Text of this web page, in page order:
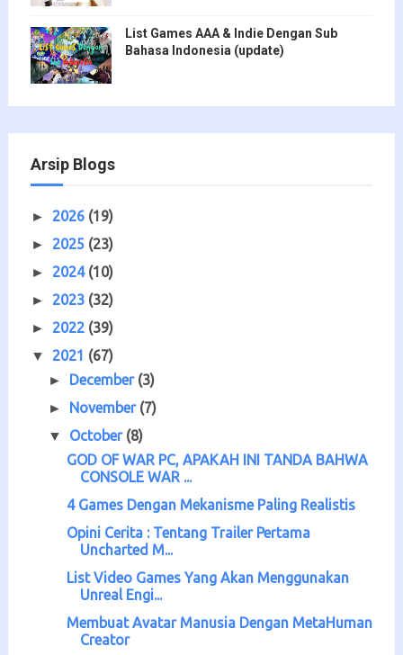
List Games AAA & Indie Dengan Sub
Bahasa Indonesia (update)
Arsip Blogs
► 2026 (19)
► 2025 (23)
► 2024 (10)
► 2023 (32)
► 2022 (39)
▼ 2021 (67)
► December (3)
► November (7)
▼ October (8)
GOD OF WAR PC, APAKAH INI TANDA BAHWA
CONSOLE WAR ...
4 Games Dengan Mekanisme Paling Realistis
Opini Cerita : Tentang Trailer Pertama
Uncharted M...
List Video Games Yang Akan Menggunakan
Unreal Engi...
Membuat Avatar Manusia Dengan MetaHuman
Creator